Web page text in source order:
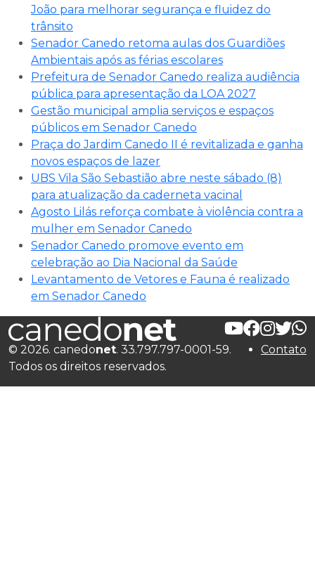
João para melhorar segurança e fluidez do
trânsito
Senador Canedo retoma aulas dos Guardiões
Ambientais após as férias escolares
Prefeitura de Senador Canedo realiza audiência
pública para apresentação da LOA 2027
Gestão municipal amplia serviços e espaços
públicos em Senador Canedo
Praça do Jardim Canedo II é revitalizada e ganha
novos espaços de lazer
UBS Vila São Sebastião abre neste sábado (8)
para atualização da caderneta vacinal
Agosto Lilás reforça combate à violência contra a
mulher em Senador Canedo
Senador Canedo promove evento em
celebração ao Dia Nacional da Saúde
Levantamento de Vetores e Fauna é realizado
em Senador Canedo
© 2026. canedonet. 33.797.797-0001-59.
Todos os direitos reservados.
Contato